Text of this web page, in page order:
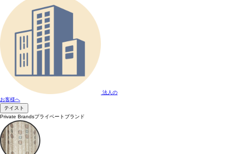
法人の
お客様へ
テイスト
Private Brandsプライベートブランド